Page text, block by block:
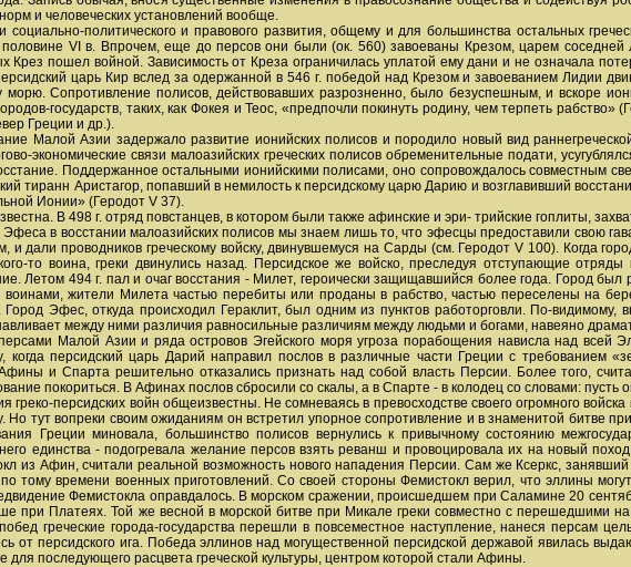
и человеческих установлений вообще.
социально-политического и правового развития, общему и для большинства остальных
VI в. Впрочем, еще до персов они были (ок. 560) завоеваны Крезом, царем
Крез пошел войной. Зависимость от Креза ограничилась уплатой ему дани и не означала
царь Кир вслед за одержанной в 546 г. победой над Крезом и завоеванием Лидии
морю. Сопротивление полисов, действовавших разрозненно, было безуспешным, и вскоре
государств, таких, как Фокея и Теос, «предпочли покинуть родину, чем терпеть
Греции и др.).
Малой Азии задержало развитие ионийских полисов и породило новый вид
экономические связи малоазийских греческих полисов обременительные подати,
Поддержанное остальными ионийскими полисами, оно сопровождалось совместным
тиранн Аристагор, попавший в немилость к персидскому царю Дарию и возглавивший
Ионии» (Геродот V 37).
В 498 г. отряд повстанцев, в котором были также афинские и эри- трийские гоплиты,
в восстании малоазийских полисов мы знаем лишь то, что эфесцы предоставили свою
и дали проводников греческому войску, двинувшемуся на Сарды (см. Геродот V 100). Когда
то воина, греки двинулись назад. Персидское же войско, преследуя отступающие
Летом 494 г. пал и очаг восстания - Милет, героически защищавшийся более года. Город
жители Милета частью перебиты или проданы в рабство, частью переселены на
Эфес, откуда происходил Гераклит, был одним из пунктов работорговли. По-видимому,
между ними различия равносильные различиям между людьми и богами, навеяно
Малой Азии и ряда островов Эгейского моря угроза порабощения нависла над всей
когда персидский царь Дарий направил послов в различные части Греции с требованием
и Спарта решительно отказались признать над собой власть Персии. Более того,
покориться. В Афинах послов сбросили со скалы, а в Спарте - в колодец со словами: пусть
греко-персидских войн общеизвестны. Не сомневаясь в превосходстве своего огромного
Но тут вопреки своим ожиданиям он встретил упорное сопротивление и в знаменитой битве
Греции миновала, большинство полисов вернулись к привычному состоянию
единства - подогревала желание персов взять реванш и провоцировала их на новый
из Афин, считали реальной возможность нового нападения Персии. Сам же Ксеркс,
тому времени военных приготовлений. Со своей стороны Фемистокл верил, что эллины
Фемистокла оправдалось. В морском сражении, происшедшем при Саламине 20
при Платеях. Той же весной в морской битве при Микале греки совместно с перешедшими
греческие города-государства перешли в повсеместное наступление, нанеся персам
от персидского ига. Победа эллинов над могущественной персидской державой явилась
последующего расцвета греческой культуры, центром которой стали Афины.